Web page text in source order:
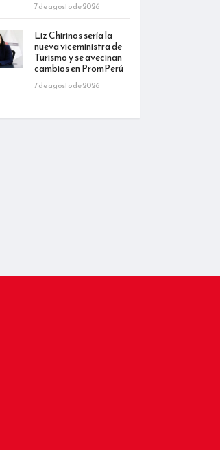
7 de agosto de 2026
Liz Chirinos sería la
nueva viceministra de
Turismo y se avecinan
cambios en PromPerú
7 de agosto de 2026